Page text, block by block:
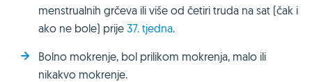
menstrualnih grčeva ili više od četiri truda na sat (čak i
ako ne bole) prije 37. tjedna.
Bolno mokrenje, bol prilikom mokrenja, malo ili
nikakvo mokrenje.